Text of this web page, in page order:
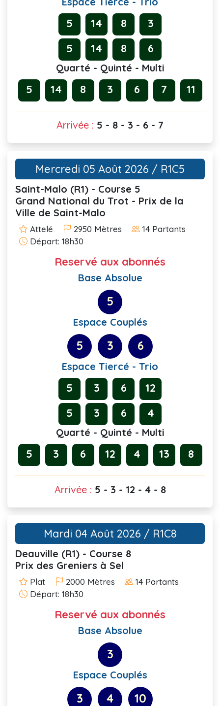
5 14 8
3
5
14 8 6
Quarté - Quinté - Multi
5 14 8 3 6 7 11
Arrivée : 5 - 8 - 3 - 6 - 7
Mercredi 05 Août 2026 / R1C5
Saint-Malo (R1) - Course 5
Grand National du Trot - Prix de la
Ville de Saint-Malo
Attelé 2950 Mètres
14 Partants
Départ: 18h30
Reservé aux abonnés
Base Absolue
5
Espace Couplés
5 3 6
Espace Tiercé - Trio
5 3 6
12
5
3 6 4
Quarté - Quinté - Multi
5 3 6 12 4 13 8
Arrivée : 5 - 3 - 12 - 4 - 8
Mardi 04 Août 2026 / R1C8
Deauville (R1) - Course 8
Prix des Greniers à Sel
Plat 2000 Mètres
14 Partants
Départ: 18h30
Reservé aux abonnés
Base Absolue
3
Espace Couplés
3 4 10